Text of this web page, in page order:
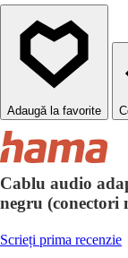
Cablu audio
negru (conectori
Scrieți prima recenzie